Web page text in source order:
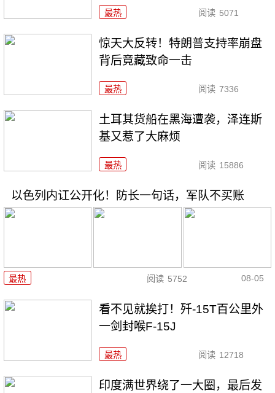
最热 阅读 5071
惊天大反转！特朗普支持率崩盘
背后竟藏致命一击
最热 阅读 7336
土耳其货船在黑海遭袭，泽连斯
基又惹了大麻烦
最热 阅读 15886
以色列内讧公开化！防长一句话，军队不买账
最热 阅读 5752 08-05
看不见就挨打！歼-15T百公里外
一剑封喉F-15J
最热 阅读 12718
印度满世界绕了一大圈，最后发